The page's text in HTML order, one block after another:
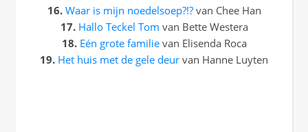
16. Waar is mijn noedelsoep?!?van Chee Han
17. Hallo Teckel Tom van Bette Westera
18. Eén grote familievan Elisenda Roca
19. Het huis met de gele deur van Hanne Luyten